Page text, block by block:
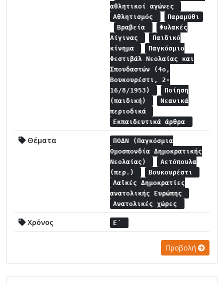
αθλητικοί αγώνες
Αθλητισμός
Παραμύθι
Βραβεία
Φυλακές
Αίγινας
Παιδικό
κίνημα
Παγκόσμιο
Φεστιβάλ Νεολαίας και
Σπουδαστών (4ο,
Βουκουρέστι, 2-
16/8/1953)
Ποίηση
(παιδική)
Νεανικά
περιοδικά
Εκπαιδευτικά άρθρα
Θέματα
ΠΟΔΝ (Παγκόσμια
Ομοσπονδία Δημοκρατικής
Νεολαίας)
Αετόπουλα
(περ.)
Βουκουρέστι
Λαϊκές Δημοκρατίες
ανατολικής Ευρώπης
Ανατολικές χώρες
Χρόνος Ε΄
Προβολή